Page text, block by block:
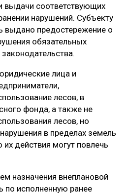
выдачи соответствующих
нарушений. Субъекту
выдано предостережение о
обязательных
лица и
лесов, в
фонда, а также не
лесов, но
в пределах земель
действия могут повлечь
назначения внеплановой
по исполненную ранее